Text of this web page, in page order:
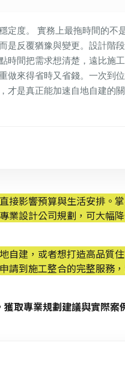
定度。 實務上最拖時間的不
是反覆猶豫與變更。設計階段
時間把需求想清楚，遠比施工
做來得省時又省錢。一次到位
才是真正能加速自地自建的關
接影響預算與生活安排。
業設計公司規劃，可大幅
自建，或者想打造高品質
請到施工整合的完整服務
獲取專業規劃建議與實際案